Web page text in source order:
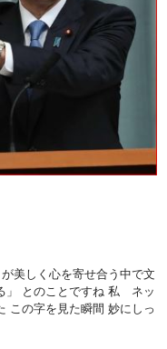
美しく心を寄せ合う中で文
」 とのことですね 私 ネッ
この字を見た瞬間 妙にしっ